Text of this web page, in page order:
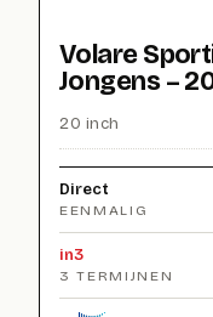
Volare
Jongens –
20 inch
Direct
EENMALIG
in3
3 TERMIJNEN